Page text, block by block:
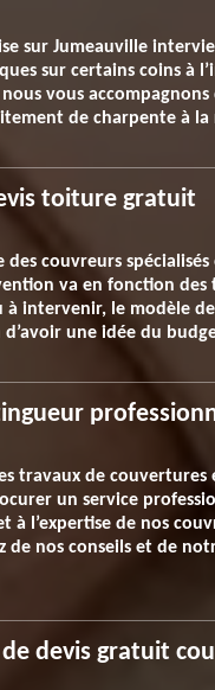
sur Jumeauville
sur certains coins à
vous
de charpente à la
toiture gratuit
des couvreurs
va en fonction
à intervenir, le modèle
une idée du
travaux de
un service
à l’expertise de nos
de nos conseils et de
devis gratuit